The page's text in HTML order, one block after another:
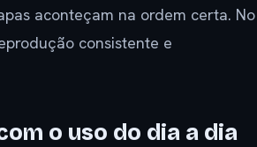
aconteçam na ordem certa. No
consistente e
o uso do dia a dia